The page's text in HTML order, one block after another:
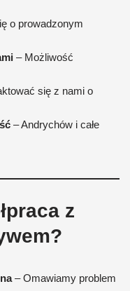
o prowadzonym
– Możliwość
się z nami o
– Andrychów i całe
z
– Omawiamy problem